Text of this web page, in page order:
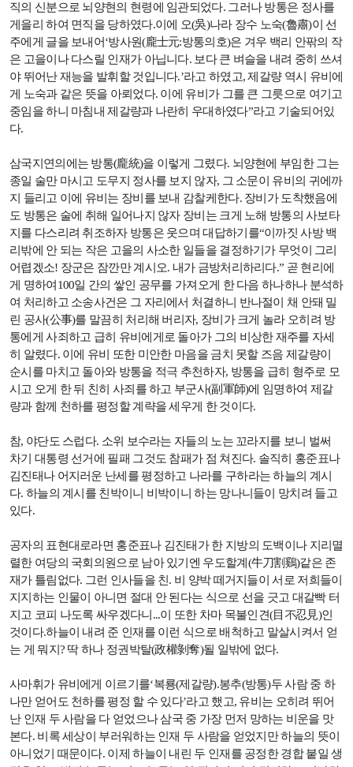
직의 신분으로 뇌양현의 현령에 임관되었다. 그러나 방통은 정사를
게을리 하여 면직을 당하였다.이에 오(吳)나라 장수 노숙(魯肅)이 선
주에게 글을 보내어‘방사원(龐士元:방통의호)은 겨우 백리 안팎의 작
은 고을이나 다스릴 인재가 아닙니다. 보다 큰 벼슬을 내려 중히 쓰셔
야 뛰어난 재능을 발휘할 것입니다.’라고 하였고, 제갈량 역시 유비에
게 노숙과 같은 뜻을 아뢰었다. 이에 유비가 그를 큰 그릇으로 여기고
중임을 하니 마침내 제갈량과 나란히 우대하였다”라고 기술되어있
다.
삼국지연의에는 방통(龐統)을 이렇게 그렸다. 뇌양현에 부임한 그는
종일 술만 마시고 도무지 정사를 보지 않자, 그 소문이 유비의 귀에까
지 들리고 이에 유비는 장비를 보내 감찰케한다. 장비가 도착했음에
도 방통은 술에 취해 일어나지 않자 장비는 크게 노해 방통의 사보타
지를 다스리려 취조하자 방통은 웃으며 대답하기를“이까짓 사방 백
리밖에 안 되는 작은 고을의 사소한 일들을 결정하기가 무엇이 그리
어렵겠소! 장군은 잠깐만 계시오. 내가 금방처리하리다.” 곧 현리에
게 명하여 100일 간의 쌓인 공무를 가져오게 한 다음 하나하나 분석하
여 처리하고 소송사건은 그 자리에서 처결하니 반나절이 채 안돼 밀
린 공사(公事)를 말끔히 처리해 버리자, 장비가 크게 놀라 오히려 방
통에게 사죄하고 급히 유비에게로 돌아가 그의 비상한 재주를 자세
히 알렸다. 이에 유비 또한 미안한 마음을 금치 못할 즈음 제갈량이
순시를 마치고 돌아와 방통을 적극 추천하자, 방통을 급히 형주로 모
시고 오게 한 뒤 친히 사죄를 하고 부군사(副軍師)에 임명하여 제갈
량과 함께 천하를 평정할 계략을 세우게 한 것이다.
참, 야단도 스럽다. 소위 보수라는 자들의 노는 꼬라지를 보니 벌써
차기 대통령 선거에 필패 그것도 참패가 점 쳐진다. 솔직히 홍준표나
김진태나 어지러운 난세를 평정하고 나라를 구하라는 하늘의 계시
다. 하늘의 계시를 친박이니 비박이니 하는 망나니들이 망치려 들고
있다.
공자의 표현대로라면 홍준표나 김진태가 한 지방의 도백이나 지리멸
렬한 여당의 국회의원으로 남아 있기엔 우도할계 (牛刀割鷄)같은 존
재가 틀림없다. 그런 인사들을 친 . 비 양박 떼거지들이 서로 저희들이
지지하는 인물이 아니면 절대 안 된다는 식으로 선을 긋고 대갈빡 터
지고 코피 나도록 싸우겠다니 ...이 또한 차마 목불인견(目不忍見)인
것이다.하늘이 내려 준 인재를 이런 식으로 배척하고 말살시켜서 얻
는 게 뭐지 ? 딱 하나 정권박탈(政權剝奪)될 일밖에 없다.
사마휘가 유비에게 이르기를‘복룡(제갈량).봉추(방통)두 사람 중 하
나만 얻어도 천하를 평정 할 수 있다’라고 했고, 유비는 오히려 뛰어
난 인재 두 사람을 다 얻었으나 삼국 중 가장 먼저 망하는 비운을 맛
본다. 비록 세상이 부러워하는 인재 두 사람을 얻었지만 하늘의 뜻이
아니었기 때문이다. 이제 하늘이 내린 두 인재를 공정한 경합 붙일 생